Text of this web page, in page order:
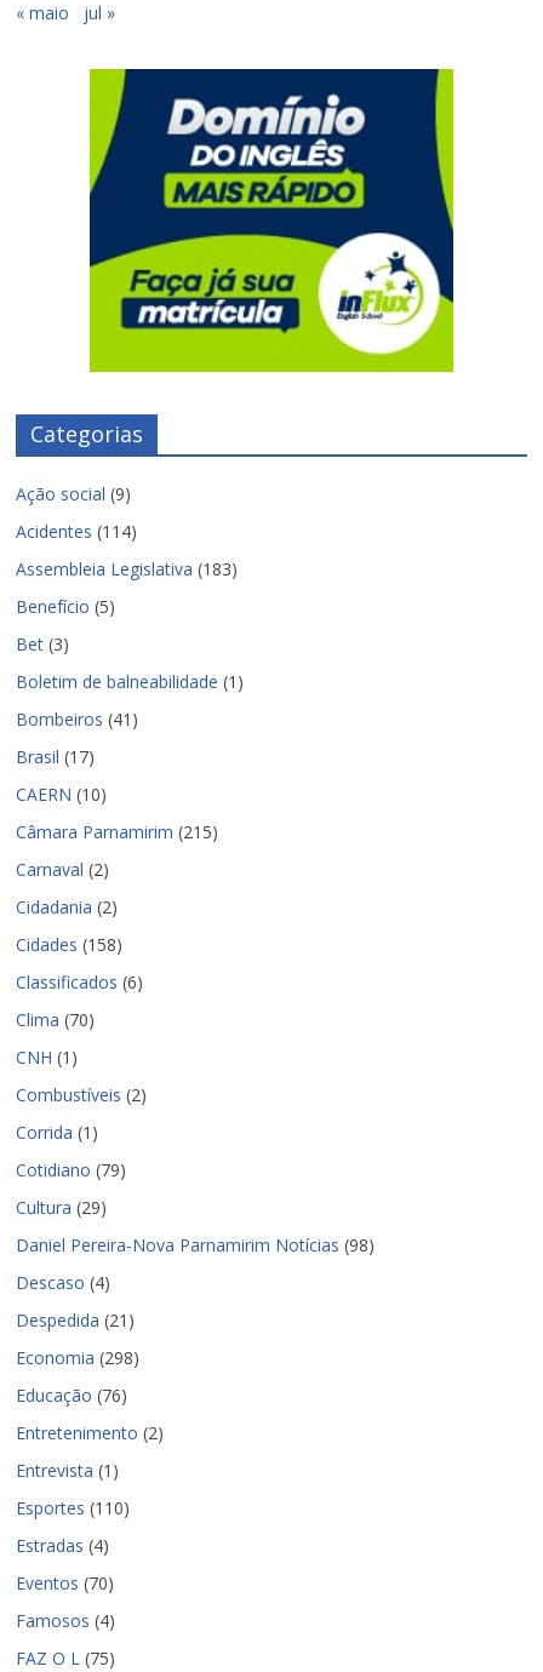
« maio jul »
Categorias
Ação social (9)
Acidentes (114)
Assembleia Legislativa (183)
Benefício (5)
Bet (3)
Boletim de balneabilidade (1)
Bombeiros (41)
Brasil (17)
CAERN (10)
Câmara Parnamirim (215)
Carnaval (2)
Cidadania (2)
Cidades (158)
Classificados (6)
Clima (70)
CNH (1)
Combustíveis (2)
Corrida (1)
Cotidiano (79)
Cultura (29)
Daniel Pereira-Nova Parnamirim Notícias (98)
Descaso (4)
Despedida (21)
Economia (298)
Educação (76)
Entretenimento (2)
Entrevista (1)
Esportes (110)
Estradas (4)
Eventos (70)
Famosos (4)
FAZ O L (75)